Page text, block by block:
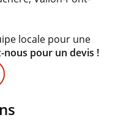
locale pour une
nous pour un devis !